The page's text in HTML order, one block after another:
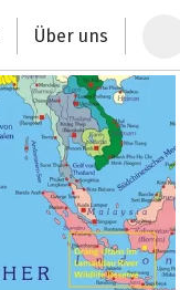
Über uns